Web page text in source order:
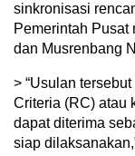
sinkronisasi
Pemerintah Pusat
dan Musrenbang
> “Usulan
Criteria (RC) atau
dapat diterima
siap